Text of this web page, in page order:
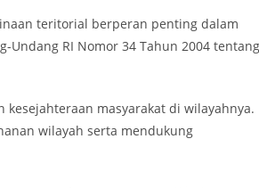
teritorial berperan penting dalam
Undang RI Nomor 34 Tahun 2004 tentang
masyarakat di wilayahnya.
wilayah serta mendukung